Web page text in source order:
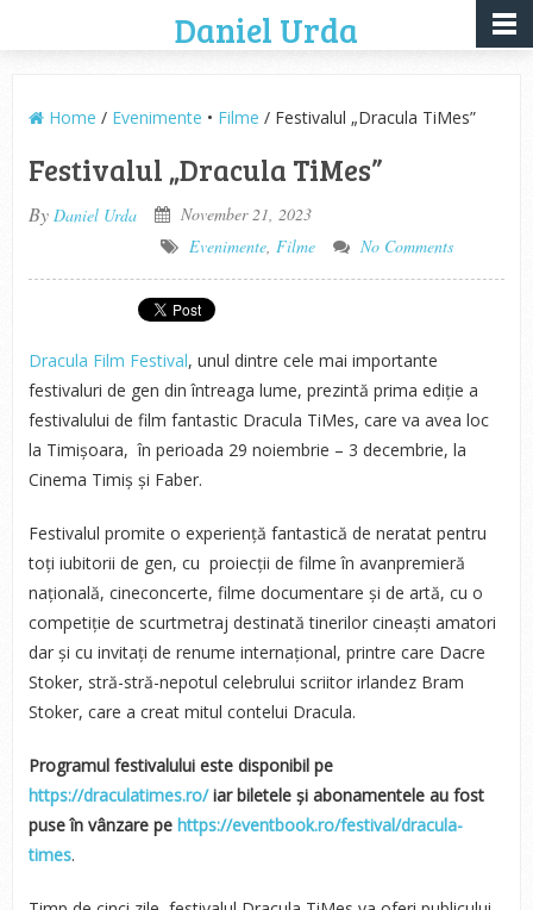
Daniel Urda
Home / Evenimente • Filme / Festivalul „Dracula TiMes”
Festivalul „Dracula TiMes”
By Daniel Urda
November 21, 2023
Evenimente, Filme No Comments
Dracula Film Festival, unul dintre cele mai importante
festivaluri de gen din întreaga lume, prezintă prima ediție a
festivalului de film fantastic Dracula TiMes, care va avea loc
la Timișoara, în perioada 29 noiembrie – 3 decembrie, la
Cinema Timiș și Faber.
Festivalul promite o experiență fantastică de neratat pentru
toți iubitorii de gen, cu proiecții de filme în avanpremieră
națională, cineconcerte, filme documentare și de artă, cu o
competiție de scurtmetraj destinată tinerilor cineaști amatori
dar și cu invitați de renume internațional, printre care Dacre
Stoker, stră-stră-nepotul celebrului scriitor irlandez Bram
Stoker, care a creat mitul contelui Dracula.
Programul festivalului este disponibil pe
https://draculatimes.ro/iar biletele și abonamentele au fost
puse în vânzare pe https://eventbook.ro/festival/dracula-
times.